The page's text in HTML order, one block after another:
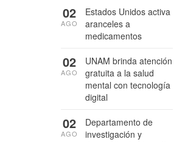
Estados Unidos activa
aranceles a
medicamentos
02
AGO
UNAM brinda atención
gratuita a la salud
mental con tecnología
digital
02
AGO
Departamento de
investigación y
02
AGO